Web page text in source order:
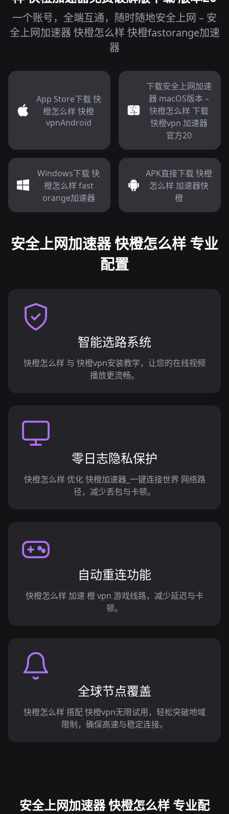
一个账号，全端互通，随时随地安全上网 – 安
全上网加速器 快橙怎么样 快橙fastorange加速
器
App Store下载 快
橙怎么样 快橙
vpnAndroid
下载安全上网加速
器 macOS版本 –
快橙怎么样 下载
快橙vpn 加速器
官方20
Windows下载 快
橙怎么样 fast
orange加速器
APK直接下载 快橙
怎么样 加速器快
橙
安全上网加速器 快橙怎么样 专业
配置
智能选路系统
快橙怎么样 与 快橙vpn安装教学，让您的在线视频
播放更流畅。
零日志隐私保护
快橙怎么样 优化 快橙加速器_一键连接世界 网络路
径，减少丢包与卡顿。
自动重连功能
快橙怎么样 加速 橙 vpn 游戏线路，减少延迟与卡
顿。
全球节点覆盖
快橙怎么样 搭配 快橙vpn无限试用，轻松突破地域
限制，确保高速与稳定连接。
安全上网加速器 快橙怎么样 专业配